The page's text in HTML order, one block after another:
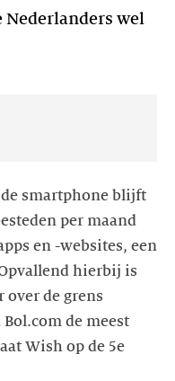
Nederlanders wel
smartphone blijft
per maand
en -websites, een
hierbij is
over de grens
de meest
Wish op de 5e